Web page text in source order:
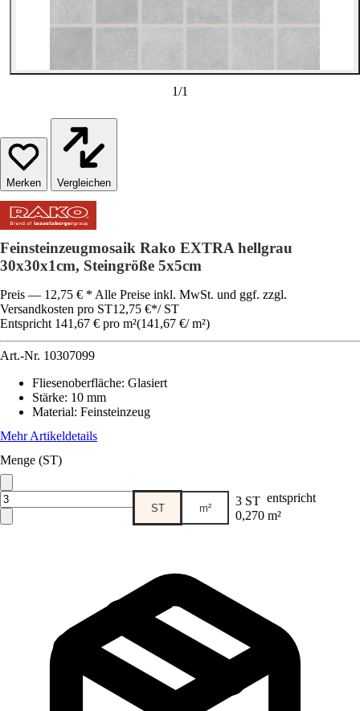
1/1
Vergleichen
Feinsteinzeugmosaik Rako EXTRA hellgrau
30x30x1cm, Steingröße 5x5cm
Preis — 12,75 € * Alle Preise inkl. MwSt. und ggf. zzgl.
Versandkosten pro ST12,75 €*/ ST
Entspricht 141,67 € pro m²(141,67 €/ m²)
Art.-Nr. 10307099
Fliesenoberfläche: Glasiert
Stärke: 10 mm
Material: Feinsteinzeug
Mehr Artikeldetails
Menge (ST)
ST m² 3 ST entspricht
0,270 m²